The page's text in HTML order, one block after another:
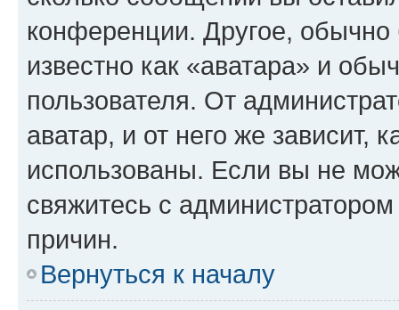
конференции. Другое,
известно как «аватара» и
пользователя. От
аватар, и от него же зависит,
использованы. Если вы не
свяжитесь с
причин.
Вернуться к началу